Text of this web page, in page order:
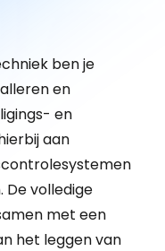
ben je
en
en
aan
volledige
met een
het leggen van